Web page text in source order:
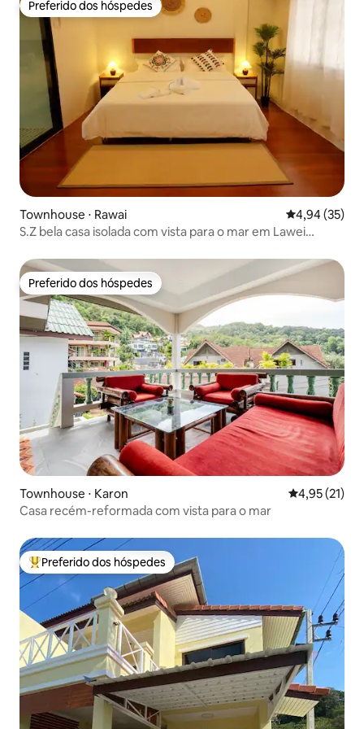
Preferido dos hóspedes
Preferido dos hóspedes
Townhouse ⋅ Rawai 4,94 de uma
4,94 (35)
S.Z bela casa isolada com vista para o mar em Lawei
viagem de ilha em frente à porta. Localização ideal para
casais e famílias
Preferido dos hóspedes
Preferido dos hóspedes
Townhouse ⋅ Karon 4,95 de uma
4,95 (21)
Casa recém-reformada com vista para o mar
Entre os melhores preferidos dos hóspedes
Preferido dos hóspedes